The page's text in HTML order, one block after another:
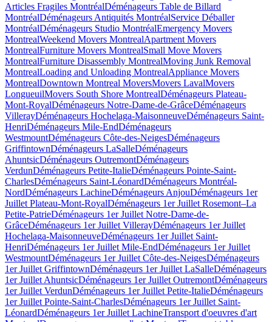
Articles Fragiles MontréalDéménageurs Table de Billard
MontréalDéménageurs Antiquités MontréalService Déballer
MontréalDéménageurs Studio MontréalEmergency Movers
MontrealWeekend Movers MontrealApartment Movers
MontrealFurniture Movers MontrealSmall Move Movers
MontrealFurniture Disassembly MontrealMoving Junk Removal
MontrealLoading and Unloading MontrealAppliance Movers
MontrealDowntown Montreal MoversMovers LavalMovers
LongueuilMovers South Shore MontrealDéménageurs Plateau-
Mont-RoyalDéménageurs Notre-Dame-de-GrâceDéménageurs
VillerayDéménageurs Hochelaga-MaisonneuveDéménageurs Saint-
HenriDéménageurs Mile-EndDéménageurs
WestmountDéménageurs Côte-des-NeigesDéménageurs
GriffintownDéménageurs LaSalleDéménageurs
AhuntsicDéménageurs OutremontDéménageurs
VerdunDéménageurs Petite-ItalieDéménageurs Pointe-Saint-
CharlesDéménageurs Saint-LéonardDéménageurs Montréal-
NordDéménageurs LachineDéménageurs AnjouDéménageurs 1er
Juillet Plateau-Mont-RoyalDéménageurs 1er Juillet Rosemont–La
Petite-PatrieDéménageurs 1er Juillet Notre-Dame-de-
GrâceDéménageurs 1er Juillet VillerayDéménageurs 1er Juillet
Hochelaga-MaisonneuveDéménageurs 1er Juillet Saint-
HenriDéménageurs 1er Juillet Mile-EndDéménageurs 1er Juillet
WestmountDéménageurs 1er Juillet Côte-des-NeigesDéménageurs
1er Juillet GriffintownDéménageurs 1er Juillet LaSalleDéménageurs
1er Juillet AhuntsicDéménageurs 1er Juillet OutremontDéménageurs
1er Juillet VerdunDéménageurs 1er Juillet Petite-ItalieDéménageurs
1er Juillet Pointe-Saint-CharlesDéménageurs 1er Juillet Saint-
LéonardDéménageurs 1er Juillet LachineTransport d'oeuvres d'art